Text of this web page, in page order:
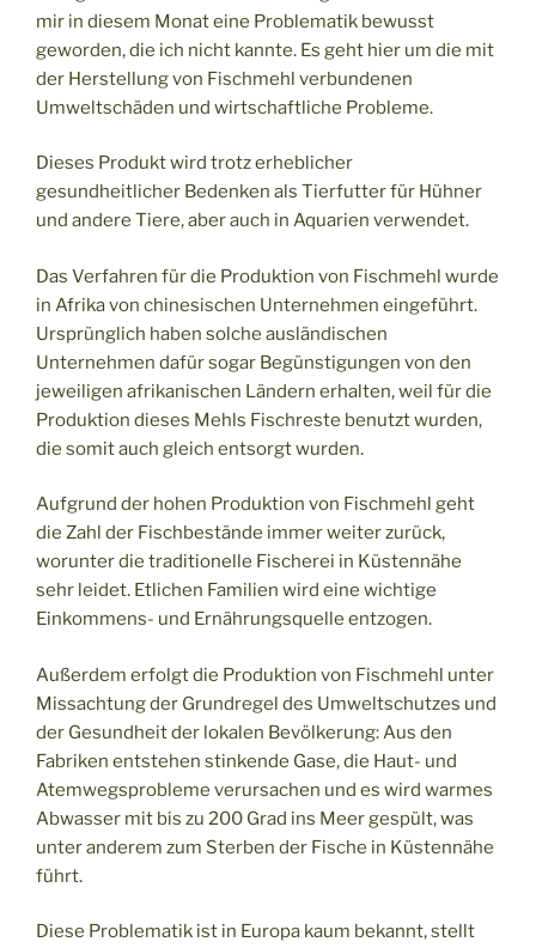
mir in diesem Monat eine Problematik bewusst
geworden, die ich nicht kannte. Es geht hier um die mit
der Herstellung von Fischmehl verbundenen
Umweltschäden und wirtschaftliche Probleme.
Dieses Produkt wird trotz erheblicher
gesundheitlicher Bedenken als Tierfutter für Hühner
und andere Tiere, aber auch in Aquarien verwendet.
Das Verfahren für die Produktion von Fischmehl wurde
in Afrika von chinesischen Unternehmen eingeführt.
Ursprünglich haben solche ausländischen
Unternehmen dafür sogar Begünstigungen von den
jeweiligen afrikanischen Ländern erhalten, weil für die
Produktion dieses Mehls Fischreste benutzt wurden,
die somit auch gleich entsorgt wurden.
Aufgrund der hohen Produktion von Fischmehl geht
die Zahl der Fischbestände immer weiter zurück,
worunter die traditionelle Fischerei in Küstennähe
sehr leidet. Etlichen Familien wird eine wichtige
Einkommens- und Ernährungsquelle entzogen.
Außerdem erfolgt die Produktion von Fischmehl unter
Missachtung der Grundregel des Umweltschutzes und
der Gesundheit der lokalen Bevölkerung: Aus den
Fabriken entstehen stinkende Gase, die Haut- und
Atemwegsprobleme verursachen und es wird warmes
Abwasser mit bis zu 200 Grad ins Meer gespült, was
unter anderem zum Sterben der Fische in Küstennähe
führt.
Diese Problematik ist in Europa kaum bekannt, stellt